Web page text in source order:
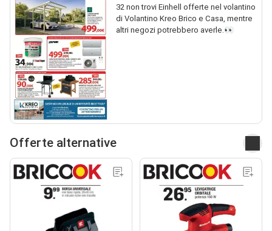
32 non trovi Einhell offerte nel volantino
di Volantino Kreo Brico e Casa, mentre
altri negozi potrebbero averle.👀
Offerte alternative